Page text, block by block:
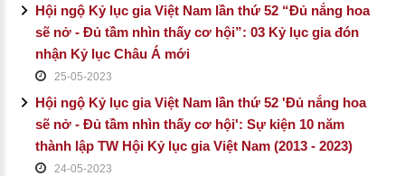
Hội ngộ Kỷ lục gia Việt Nam lần thứ 52 “Đủ nắng hoa
sẽ nở - Đủ tầm nhìn thấy cơ hội”: 03 Kỷ lục gia đón
nhận Kỷ lục Châu Á mới
25-05-2023
Hội ngộ Kỷ lục gia Việt Nam lần thứ 52 'Đủ nắng hoa
sẽ nở - Đủ tầm nhìn thấy cơ hội': Sự kiện 10 năm
thành lập TW Hội Kỷ lục gia Việt Nam (2013 - 2023)
24-05-2023